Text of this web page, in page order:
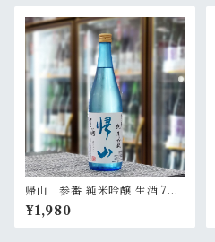
帰山 参番 純米吟醸 生酒 720
ml
¥1,980